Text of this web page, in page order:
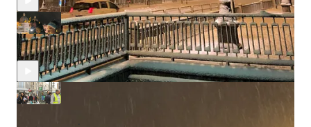
🎄 ¡Qué bonita tradición! (2021)
nov 19, 2023 • Javier Casal